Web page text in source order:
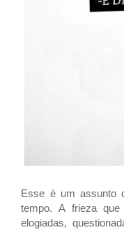
Esse é um assunto
tempo. A frieza
elogiadas,